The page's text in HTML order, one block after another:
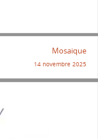
Mosaique
14 novembre 2025